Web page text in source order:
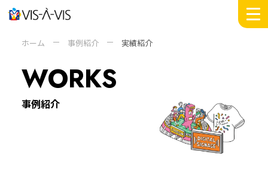
MESSAGE
INSIGHTS
DOMAIN
COMPANY +
ホーム 事例紹介 実績紹介
WORKS
事例紹介